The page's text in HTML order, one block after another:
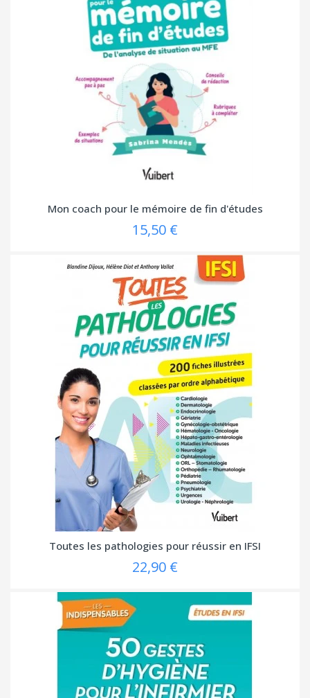
Mon coach pour le mémoire de fin d'études
15,50 €
Toutes les pathologies pour réussir en IFSI
22,90 €